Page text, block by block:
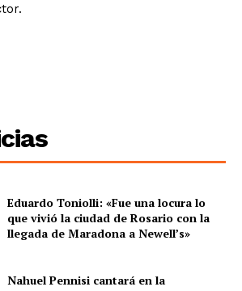
Eduardo Toniolli: «Fue una locura lo
que vivió la ciudad de Rosario con la
llegada de Maradona a Newell’s»
Nahuel Pennisi cantará en la